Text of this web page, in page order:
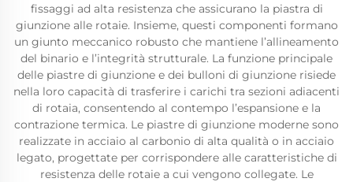
fissaggi ad alta resistenza che assicurano la piastra di
giunzione alle rotaie. Insieme, questi componenti formano
un giunto meccanico robusto che mantiene l’allineamento
del binario e l’integrità strutturale. La funzione principale
delle piastre di giunzione e dei bulloni di giunzione risiede
nella loro capacità di trasferire i carichi tra sezioni adiacenti
di rotaia, consentendo al contempo l’espansione e la
contrazione termica. Le piastre di giunzione moderne sono
realizzate in acciaio al carbonio di alta qualità o in acciaio
legato, progettate per corrispondere alle caratteristiche di
resistenza delle rotaie a cui vengono collegate. Le